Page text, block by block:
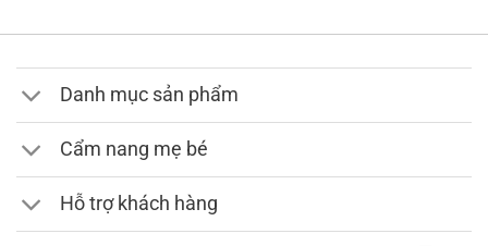
Danh mục sản phẩm
Cẩm nang mẹ bé
Hỗ trợ khách hàng